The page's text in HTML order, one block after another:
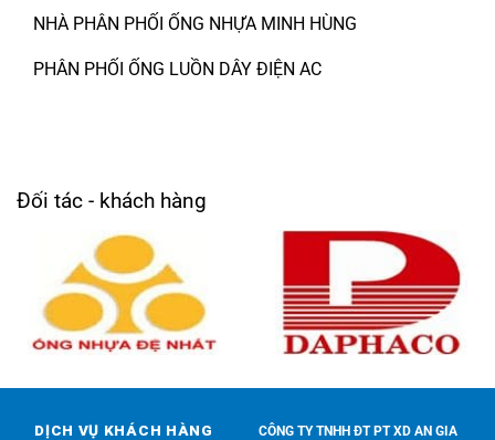
NHÀ PHÂN PHỐI ỐNG NHỰA MINH HÙNG
PHÂN PHỐI ỐNG LUỒN DÂY ĐIỆN AC
Đối tác - khách hàng
DỊCH VỤ KHÁCH HÀNG
CÔNG TY TNHH ĐT PT XD AN GIA